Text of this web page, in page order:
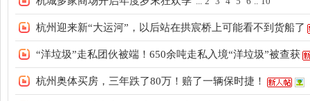
妃
杭州迎来新“大运河”，以后站在拱宸桥上可能看不到货船了
“洋垃圾”走私团伙被端！650余吨走私入境“洋垃圾”被查获
杭州奥体买房，三年跌了80万！赔了一辆保时捷！